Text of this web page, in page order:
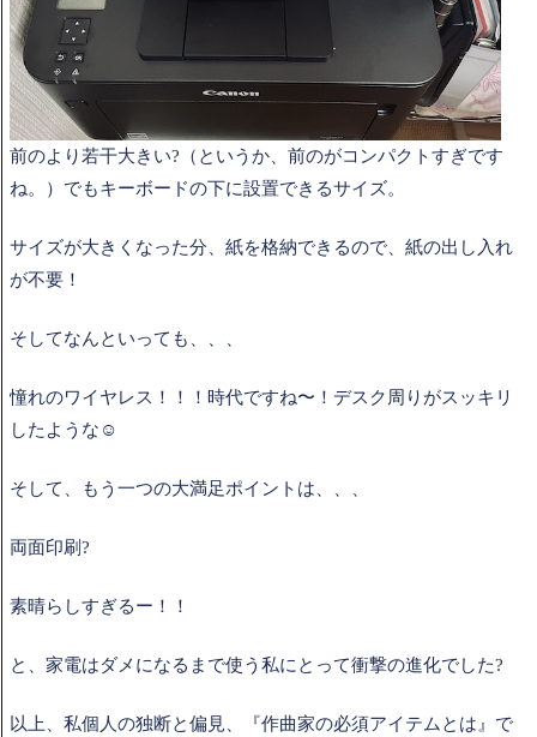
前のより若干大きい?（というか、前のがコンパクトすぎです
ね。）でもキーボードの下に設置できるサイズ。
サイズが大きくなった分、紙を格納できるので、紙の出し入れ
が不要！
そしてなんといっても、、、
憧れのワイヤレス！！！時代ですね〜！デスク周りがスッキリ
したような☺️
そして、もう一つの大満足ポイントは、、、
両面印刷?
素晴らしすぎるー！！
と、家電はダメになるまで使う私にとって衝撃の進化でした?
以上、私個人の独断と偏見、『作曲家の必須アイテムとは』で